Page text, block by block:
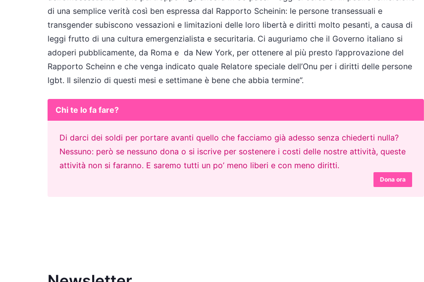
di una semplice verità così ben espressa dal Rapporto Scheinin: le persone transessuali e
transgender subiscono vessazioni e limitazioni delle loro libertà e diritti molto pesanti, a causa di
leggi frutto di una cultura emergenzialista e securitaria. Ci auguriamo che il Governo italiano si
adoperi pubblicamente, da Roma e da New York, per ottenere al più presto l’approvazione del
Rapporto Scheinn e che venga indicato quale Relatore speciale dell’Onu per i diritti delle persone
lgbt. Il silenzio di questi mesi e settimane è bene che abbia termine”.
Chi te lo fa fare?
Di darci dei soldi per portare avanti quello che facciamo già adesso senza chiederti nulla?
Nessuno: però se nessuno dona o si iscrive per sostenere i costi delle nostre attività, queste
attività non si faranno. E saremo tutti un po’ meno liberi e con meno diritti.
Dona ora